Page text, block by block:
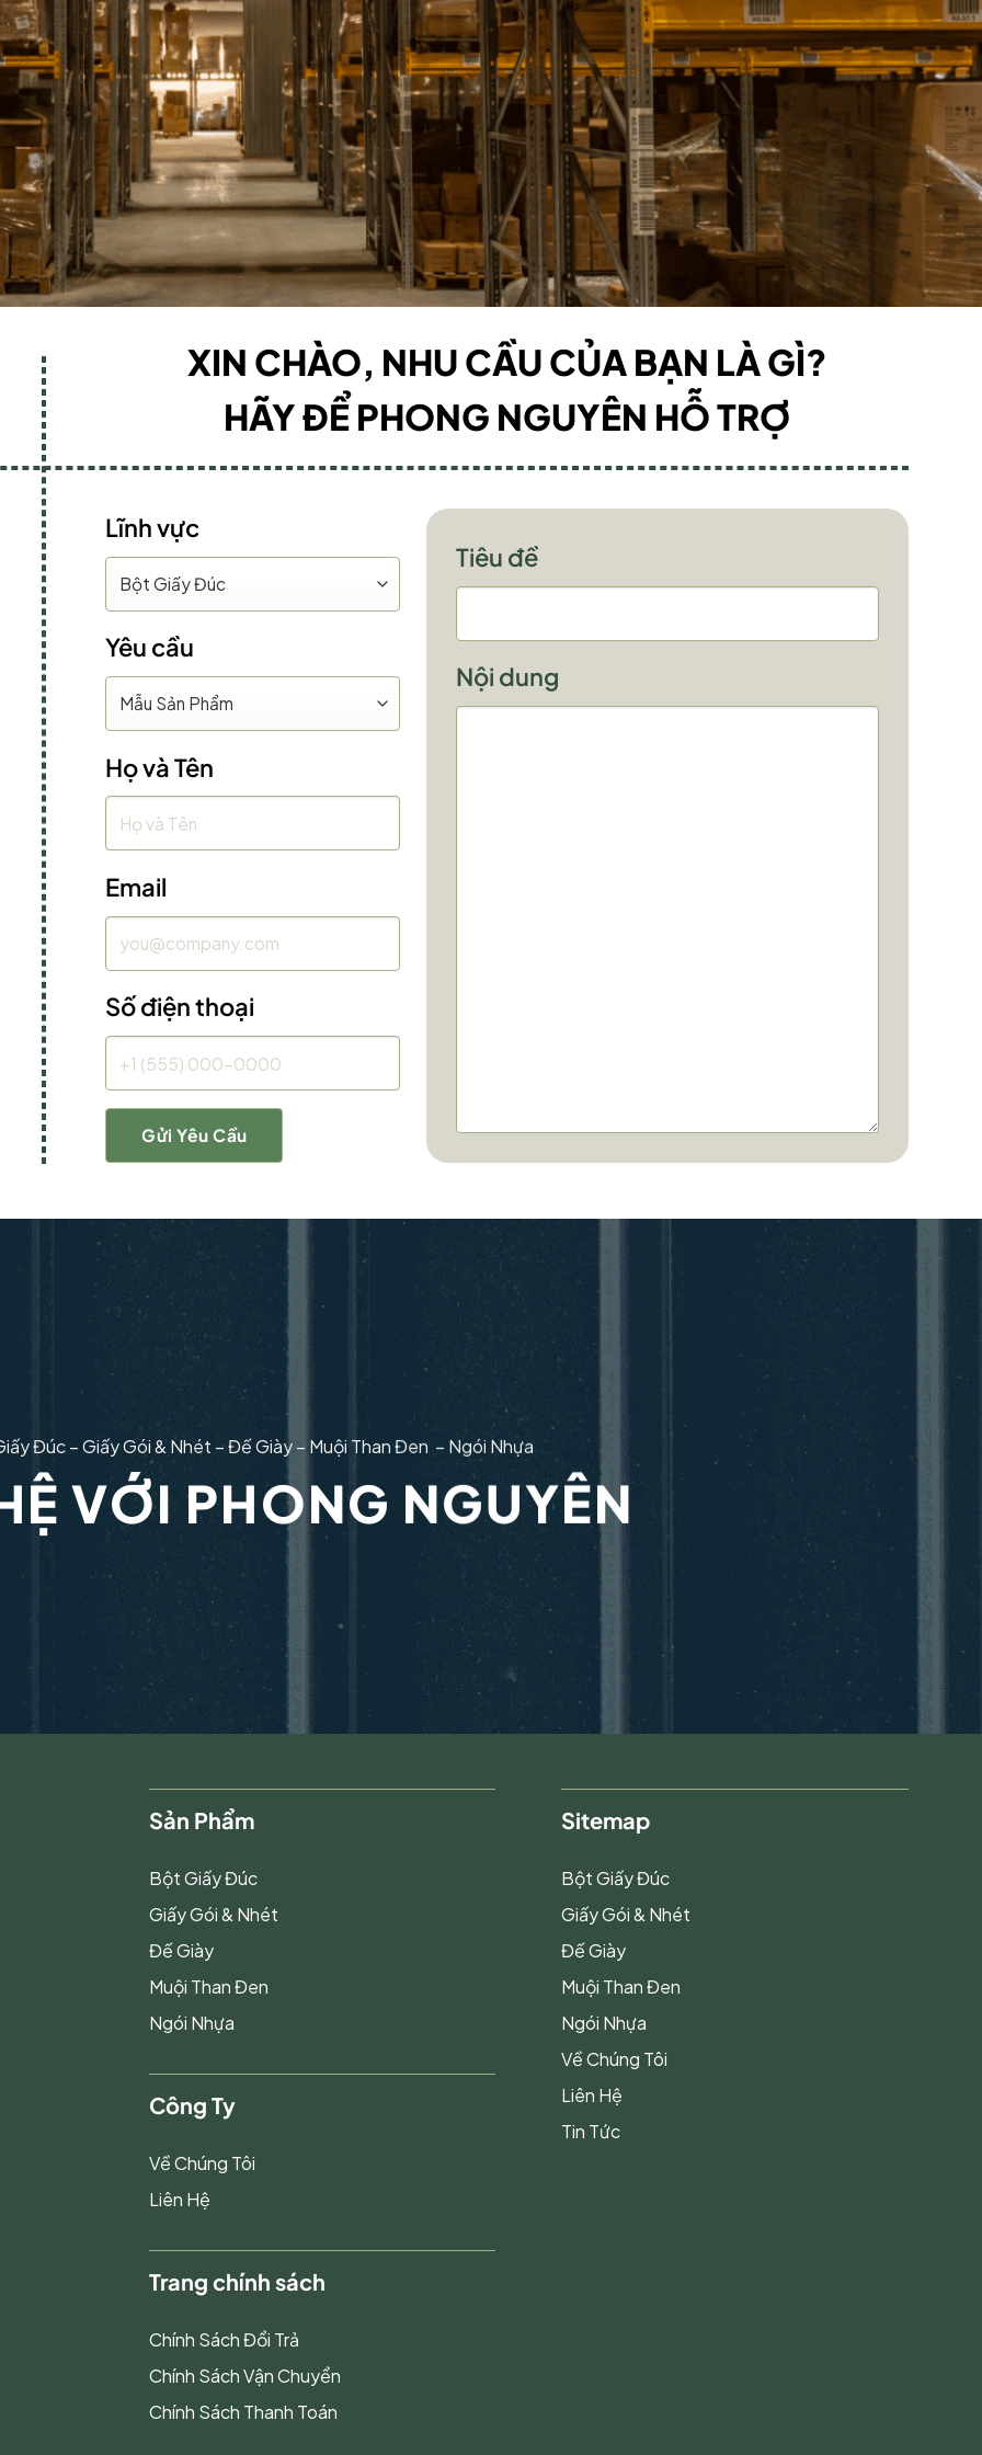
XIN CHÀO, NHU CẦU CỦA BẠN LÀ GÌ?
HÃY ĐỂ PHONG NGUYÊN HỖ TRỢ
Lĩnh vực
Yêu cầu
Họ và Tên
Email
Số điện thoại
Tiêu đề
Nội dung
Đúc – Giấy Gói & Nhét – Đế Giày – Muội Than Đen – Ngói Nhựa
VỚI PHONG NGUYÊN
Sản Phẩm
Bột Giấy Đúc
Giấy Gói & Nhét
Đế Giày
Muội Than Đen
Ngói Nhựa
Công Ty
Về Chúng Tôi
Liên Hệ
Trang chính sách
Chính Sách Đổi Trả
Chính Sách Vận Chuyển
Chính Sách Thanh Toán
Sitemap
Bột Giấy Đúc
Giấy Gói & Nhét
Đế Giày
Muội Than Đen
Ngói Nhựa
Về Chúng Tôi
Liên Hệ
Tin Tức